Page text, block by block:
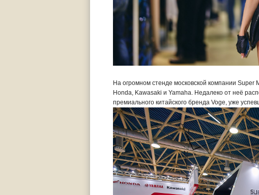
На огромном стенде московской компании Super
Honda, Kawasaki и Yamaha. Недалеко от неё
премиального китайского бренда Voge, уже